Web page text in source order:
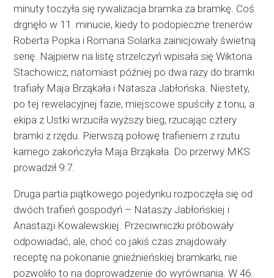
minuty toczyła się rywalizacja bramka za bramkę. Coś
drgnęło w 11. minucie, kiedy to podopieczne trenerów
Roberta Popka i Romana Solarka zainicjowały świetną
serię. Najpierw na listę strzelczyń wpisała się Wiktoria
Stachowicz, natomiast później po dwa razy do bramki
trafiały Maja Brząkała i Natasza Jabłońska. Niestety,
po tej rewelacyjnej fazie, miejscowe spuściły z tonu, a
ekipa z Ustki wrzuciła wyższy bieg, rzucając cztery
bramki z rzędu. Pierwszą połowę trafieniem z rzutu
karnego zakończyła Maja Brząkała. Do przerwy MKS
prowadził 9:7.
Druga partia piątkowego pojedynku rozpoczęła się od
dwóch trafień gospodyń – Nataszy Jabłońskiej i
Anastazji Kowalewskiej. Przeciwniczki próbowały
odpowiadać, ale, choć co jakiś czas znajdowały
receptę na pokonanie gnieźnieńskiej bramkarki, nie
pozwoliło to na doprowadzenie do wyrównania. W 46.